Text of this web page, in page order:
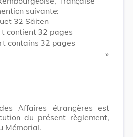
suivante:
32 Säiten
contient 32 pages
contains 32 pages.
​ »
Affaires étrangères est
du présent règlement,
Mémorial.